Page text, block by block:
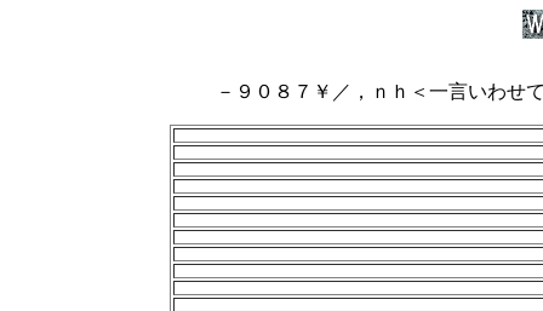
－９０８７￥／，ｎｈ＜一言いわせ